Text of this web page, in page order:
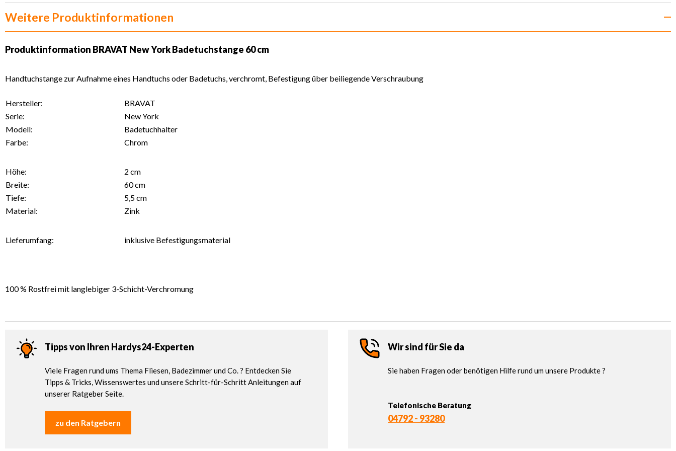
Weitere Produktinformationen
Produktinformation BRAVAT New York Badetuchstange 60 cm
Handtuchstange zur Aufnahme eines Handtuchs oder Badetuchs, verchromt, Befestigung über beiliegende Verschraubung
Hersteller:
BRAVAT
Serie:
New York
Modell:
Badetuchhalter
Farbe:
Chrom
Höhe:
2 cm
Breite:
60 cm
Tiefe:
5,5 cm
Material:
Zink
Lieferumfang: inklusive Befestigungsmaterial
100 % Rostfrei mit langlebiger 3-Schicht-Verchromung
Tipps von Ihren Hardys24-Experten
Viele Fragen rund ums Thema Fliesen, Badezimmer und Co. ? Entdecken Sie
Tipps & Tricks, Wissenswertes und unsere Schritt-für-Schritt Anleitungen auf
unserer Ratgeber Seite.
zu den Ratgebern
Wir sind für Sie da
Sie haben Fragen oder benötigen Hilfe rund um unsere Produkte ?
Telefonische Beratung
04792 - 93280